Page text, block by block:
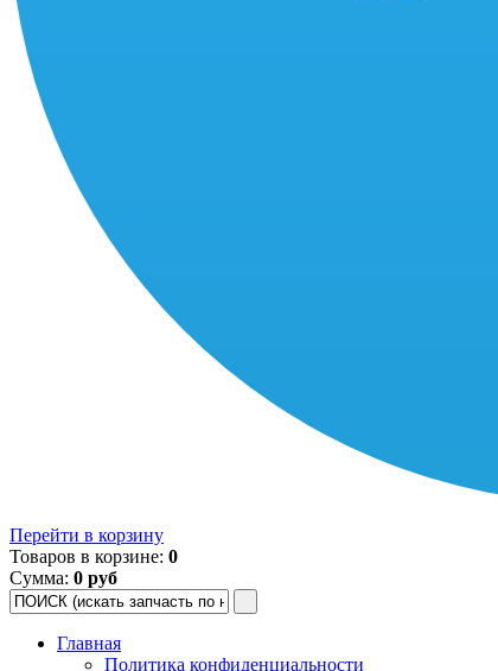
Перейти в корзину
Товаров в корзине: 0
Сумма: 0 руб
Главная
Политика конфиденциальности